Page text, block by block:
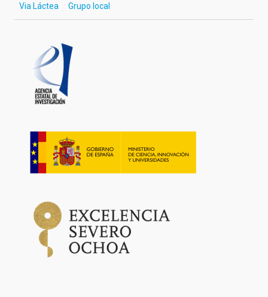
Via Láctea
Grupo local